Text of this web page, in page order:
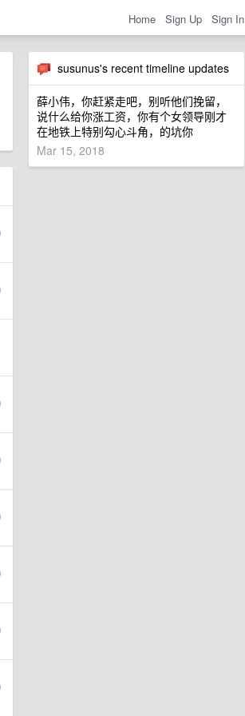
Home Sign Up Sign In
susunus's recent timeline updates
薛小伟，你赶紧走吧，别听他们挽留，
说什么给你涨工资，你有个女领导刚才
在地铁上特别勾心斗角，的坑你
Mar 15, 2018